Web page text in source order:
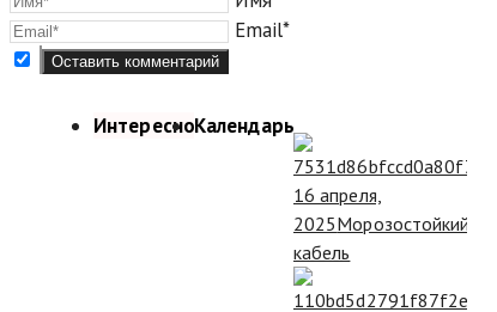
Email*
ИнтересноКалендарь
16 апреля,
2025Морозостойкий
кабель